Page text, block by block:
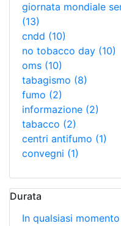
giornata mondiale
(13)
cndd (10)
no tobacco day (10)
oms (10)
tabagismo (8)
fumo (2)
informazione (2)
tabacco (2)
centri antifumo (1)
convegni (1)
Durata
In qualsiasi momento